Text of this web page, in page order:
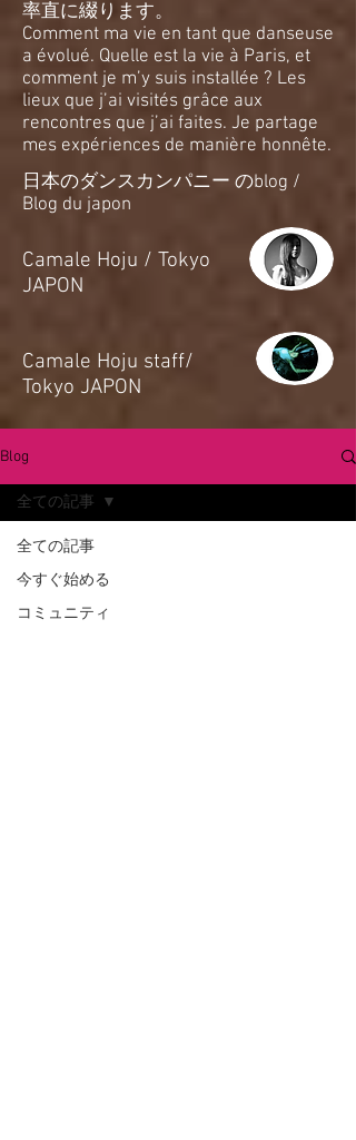
率直に綴ります。
Comment ma vie en tant que danseuse
a évolué. Quelle est la vie à Paris, et
comment je m’y suis installée ? Les
lieux que j’ai visités grâce aux
rencontres que j’ai faites. Je partage
mes expériences de manière honnête.
日本のダンスカンパニー のblog /
Blog du japon
​Camale Hoju / Tokyo
JAPON
​Camale Hoju staff/
Tokyo JAPON
Blog
全ての記事
今すぐ始める
コミュニティ
全ての記事